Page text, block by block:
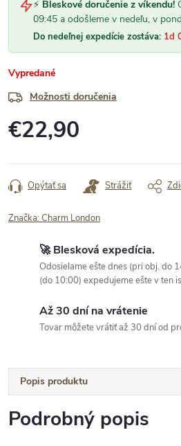
⚡ Bleskové doručenie z víkendu!
09:45 a odošleme v nedeľu, v
Do nedeľnej expedície zostáva: 1d
Vypredané
Možnosti doručenia
€22,90
cena:
Opýtať sa Strážiť
Značka:Charm London
🚀 Blesková expedícia.
Odosielame ešte dnes (pri obj. do
(do 10:00) expedujeme ešte v ten
Až 30 dní na vrátenie
Tovar môžete vrátiť až 30 dní od
Popis produktu
Podrobný popis